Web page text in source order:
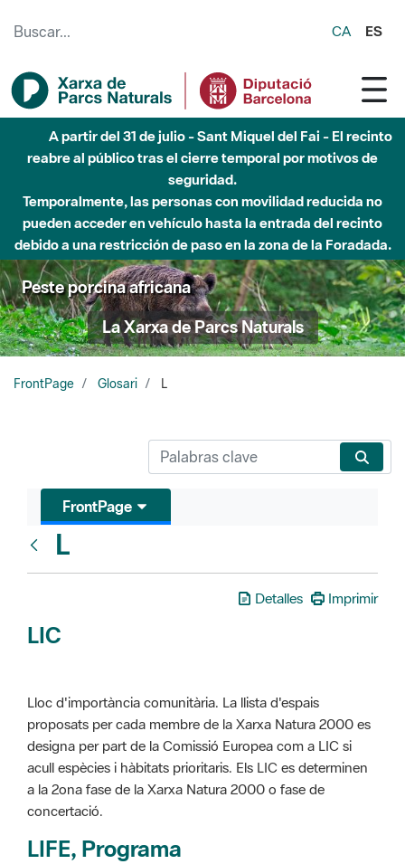
CA ES
A partir del 31 de julio - Sant Miquel del Fai - El recinto
reabre al público tras el cierre temporal por motivos de
seguridad.
Temporalmente, las personas con movilidad reducida no
pueden acceder en vehículo hasta la entrada del recinto
debido a una restricción de paso en la zona de la Foradada.
Peste porcina africana
La Xarxa de Parcs Naturals
FrontPage Glosari L
FrontPage
L
Detalles Imprimir
LIC
Lloc d'importància comunitària. La llista d'espais
proposats per cada membre de la Xarxa Natura 2000 es
designa per part de la Comissió Europea com a LIC si
acull espècies i hàbitats prioritaris. Els LIC es determinen
a la 2ona fase de la Xarxa Natura 2000 o fase de
concertació.
LIFE, Programa